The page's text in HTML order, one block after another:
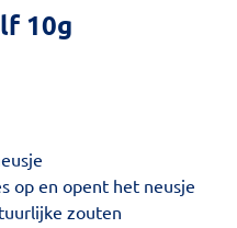
10g
op en opent het neusje
zouten